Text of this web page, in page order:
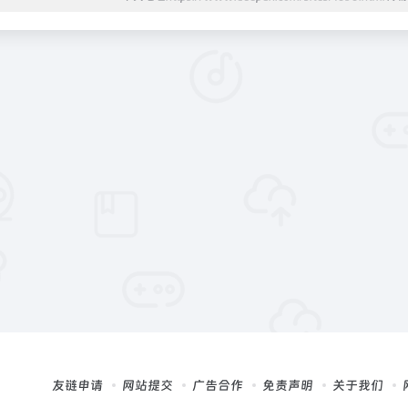
友链申请 网站提交 广告合作 免责声明 关于我们